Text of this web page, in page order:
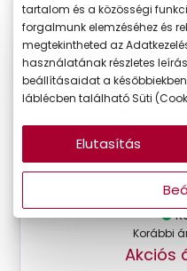
Korábbi
Akciós
tartalom és a közösségi
forgalmunk elemzéséhez és
megtekintheted az
használatának részletes
beállításaidat a
láblécben található Süti
Elutasítás